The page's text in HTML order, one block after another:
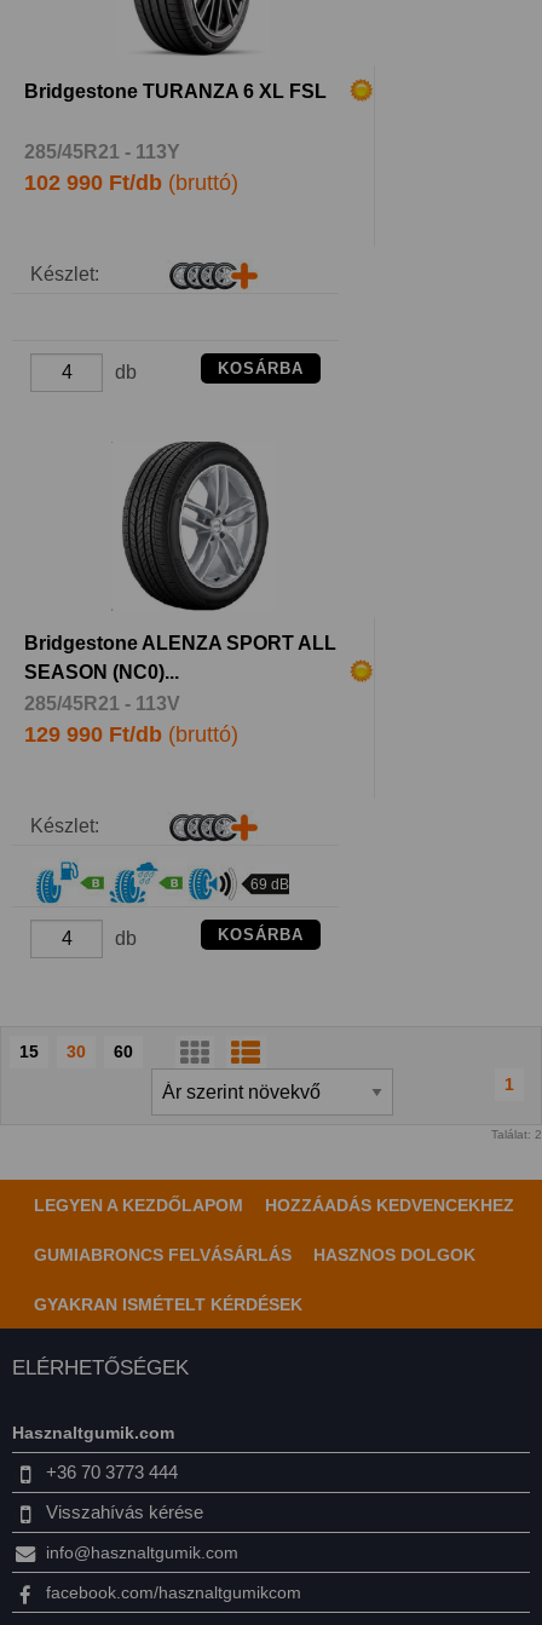
Bridgestone TURANZA 6 XL FSL
285/45R21 - 113Y
102 990 Ft/db (bruttó)
Készlet:
db KOSÁRBA
Bridgestone ALENZA SPORT ALL
SEASON (NC0)...
285/45R21 - 113V
129 990 Ft/db (bruttó)
Készlet:
69 dB
db KOSÁRBA
15 30
60
1
Találat: 2
LEGYEN A KEZDŐLAPOM HOZZÁADÁS KEDVENCEKHEZ
GUMIABRONCS FELVÁSÁRLÁS HASZNOS DOLGOK
GYAKRAN ISMÉTELT KÉRDÉSEK
ELÉRHETŐSÉGEK
Hasznaltgumik.com
+36 70 3773 444
Visszahívás kérése
info@hasznaltgumik.com
facebook.com/hasznaltgumikcom